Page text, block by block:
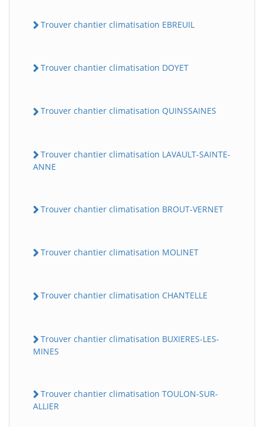
Trouver chantier climatisation EBREUIL
Trouver chantier climatisation DOYET
Trouver chantier climatisation QUINSSAINES
Trouver chantier climatisation LAVAULT-SAINTE-
ANNE
Trouver chantier climatisation BROUT-VERNET
Trouver chantier climatisation MOLINET
Trouver chantier climatisation CHANTELLE
Trouver chantier climatisation BUXIERES-LES-
MINES
Trouver chantier climatisation TOULON-SUR-
ALLIER